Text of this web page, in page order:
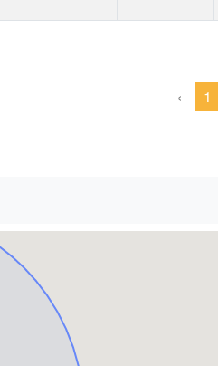
‹ 1